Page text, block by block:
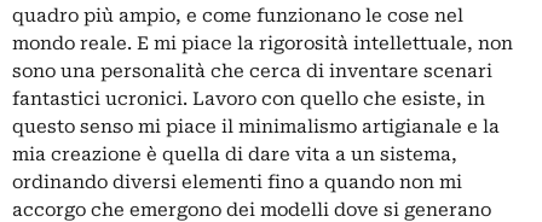
quadro più ampio, e come funzionano le cose nel
mondo reale. E mi piace la rigorosità intellettuale, non
sono una personalità che cerca di inventare scenari
fantastici ucronici. Lavoro con quello che esiste, in
questo senso mi piace il minimalismo artigianale e la
mia creazione è quella di dare vita a un sistema,
ordinando diversi elementi fino a quando non mi
accorgo che emergono dei modelli dove si generano